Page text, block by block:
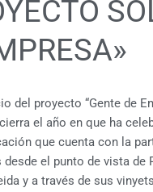
del proyecto “Gente de
el año en que ha
que cuenta con la
desde el punto de vista de
y a través de sus